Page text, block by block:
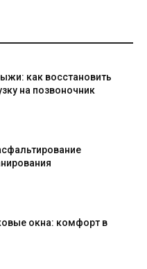
как восстановить
на позвоночник
окна: комфорт в